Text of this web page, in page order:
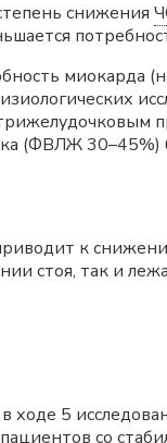
снижения
миокарда
(ФВЛЖ 30–45%)
к
стоя, так и
5
со